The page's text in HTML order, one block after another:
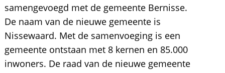
samengevoegd met de gemeente Bernisse.
De naam van de nieuwe gemeente is
Nissewaard. Met de samenvoeging is een
gemeente ontstaan met 8 kernen en 85.000
inwoners. De raad van de nieuwe gemeente